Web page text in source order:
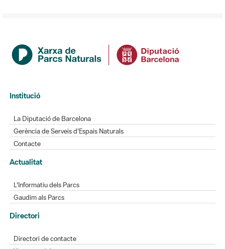
Institució
La Diputació de Barcelona
Gerència de Serveis d'Espais Naturals
Contacte
Actualitat
L'Informatiu dels Parcs
Gaudim als Parcs
Directori
Directori de contacte